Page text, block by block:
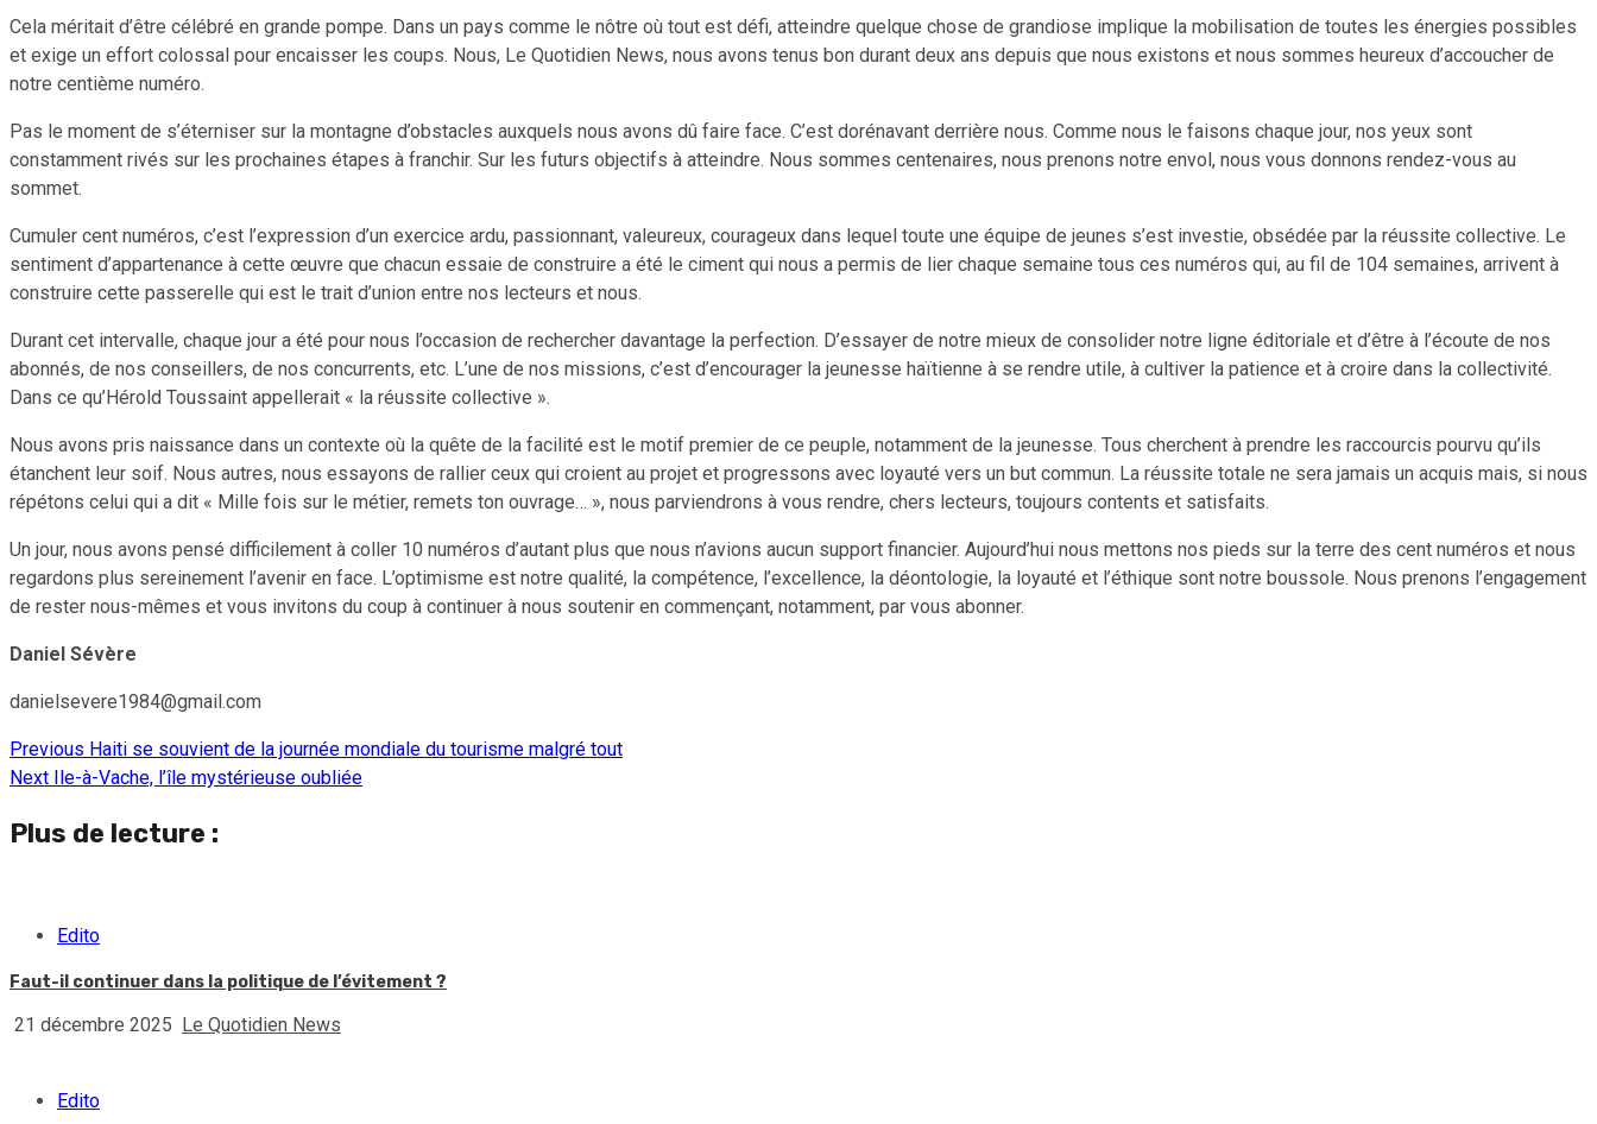
Cela méritait d’être célébré en grande pompe. Dans un pays comme le nôtre où tout est défi, atteindre quelque chose de grandiose implique la mobilisation de toutes les énergies possibles
et exige un effort colossal pour encaisser les coups. Nous, Le Quotidien News, nous avons tenus bon durant deux ans depuis que nous existons et nous sommes heureux d’accoucher de
notre centième numéro.
Pas le moment de s’éterniser sur la montagne d’obstacles auxquels nous avons dû faire face. C’est dorénavant derrière nous. Comme nous le faisons chaque jour, nos yeux sont
constamment rivés sur les prochaines étapes à franchir. Sur les futurs objectifs à atteindre. Nous sommes centenaires, nous prenons notre envol, nous vous donnons rendez-vous au
sommet.
Cumuler cent numéros, c’est l’expression d’un exercice ardu, passionnant, valeureux, courageux dans lequel toute une équipe de jeunes s’est investie, obsédée par la réussite collective. Le
sentiment d’appartenance à cette œuvre que chacun essaie de construire a été le ciment qui nous a permis de lier chaque semaine tous ces numéros qui, au fil de 104 semaines, arrivent à
construire cette passerelle qui est le trait d’union entre nos lecteurs et nous.
Durant cet intervalle, chaque jour a été pour nous l’occasion de rechercher davantage la perfection. D’essayer de notre mieux de consolider notre ligne éditoriale et d’être à l’écoute de nos
abonnés, de nos conseillers, de nos concurrents, etc. L’une de nos missions, c’est d’encourager la jeunesse haïtienne à se rendre utile, à cultiver la patience et à croire dans la collectivité.
Dans ce qu’Hérold Toussaint appellerait « la réussite collective ».
Nous avons pris naissance dans un contexte où la quête de la facilité est le motif premier de ce peuple, notamment de la jeunesse. Tous cherchent à prendre les raccourcis pourvu qu’ils
étanchent leur soif. Nous autres, nous essayons de rallier ceux qui croient au projet et progressons avec loyauté vers un but commun. La réussite totale ne sera jamais un acquis mais, si nous
répétons celui qui a dit « Mille fois sur le métier, remets ton ouvrage… », nous parviendrons à vous rendre, chers lecteurs, toujours contents et satisfaits.
Un jour, nous avons pensé difficilement à coller 10 numéros d’autant plus que nous n’avions aucun support financier. Aujourd’hui nous mettons nos pieds sur la terre des cent numéros et nous
regardons plus sereinement l’avenir en face. L’optimisme est notre qualité, la compétence, l’excellence, la déontologie, la loyauté et l’éthique sont notre boussole. Nous prenons l’engagement
de rester nous-mêmes et vous invitons du coup à continuer à nous soutenir en commençant, notamment, par vous abonner.
Daniel Sévère
danielsevere1984@gmail.com
Continue
Previous Haiti se souvient de la journée mondiale du tourisme malgré tout
Next Ile-à-Vache, l’île mystérieuse oubliée
Plus de lecture :
Edito
Faut-il continuer dans la politique de l’évitement ?
21 décembre 2025 Le Quotidien News
Edito